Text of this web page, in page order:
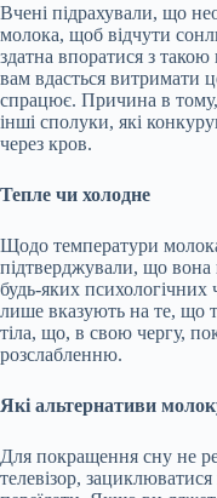
Вчені підрахували, що
молока, щоб відчути
здатна впоратися з такою
вам вдасться витримати
спрацює. Причина в
інші сполуки, які
через кров.
Тепле чи холодне
Щодо температури
підтверджували, що
будь-яких психологічних
лише вказують на те, що
тіла, що, в свою чергу,
розслабленню.
Які альтернативи
Для покращення сну не
телевізор,